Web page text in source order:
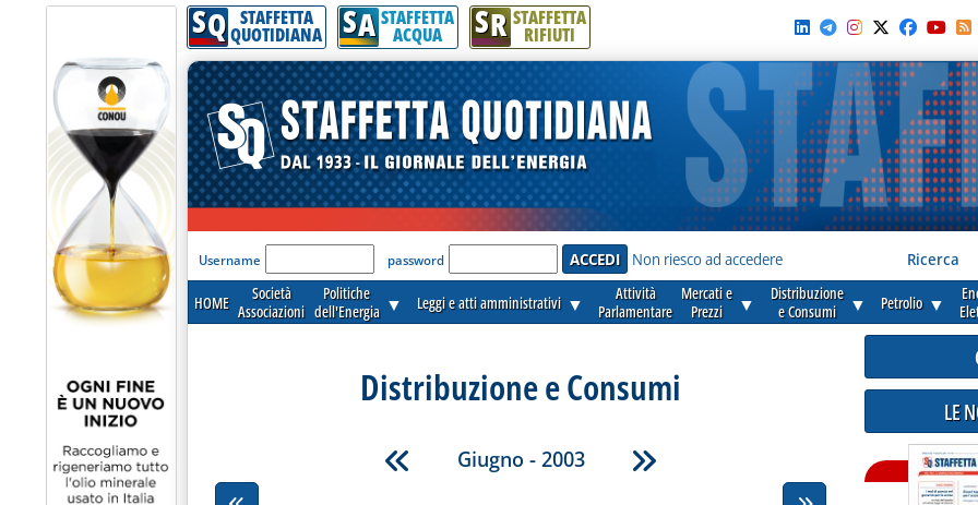
SQ STAFFETTA
QUOTIDIANA SA STAFFETTA
ACQUA SR STAFFETTA
RIFIUTI
'Modulo Login per accedere'
Username password Non riesco ad accedere Ricerca
HOME
Società
Associazioni
Politiche
dell'Energia ▼ Leggi e atti amministrativi ▼
Attività
Parlamentare
Mercati e
Prezzi
▼
Distribuzione
e Consumi
▼ Petrolio ▼
Distribuzione e Consumi
Giugno - 2003
LE